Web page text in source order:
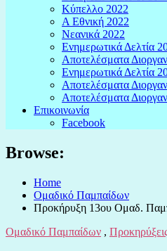
Κύπελλο 2022
Α Εθνική 2022
Νεανικά 2022
Ενημερωτικά Δελτία
Αποτελέσματα
Ενημερωτικά Δελτία
Αποτελέσματα
Αποτελέσματα
Επικοινωνία
Facebook
Browse:
Home
Ομαδικό Παμπαίδων
Προκήρυξη 13ου Ομαδ.
Ομαδικό Παμπαίδων ,